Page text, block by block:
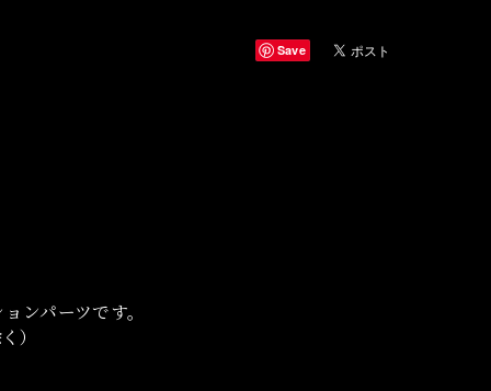
Save
パーツです。
）